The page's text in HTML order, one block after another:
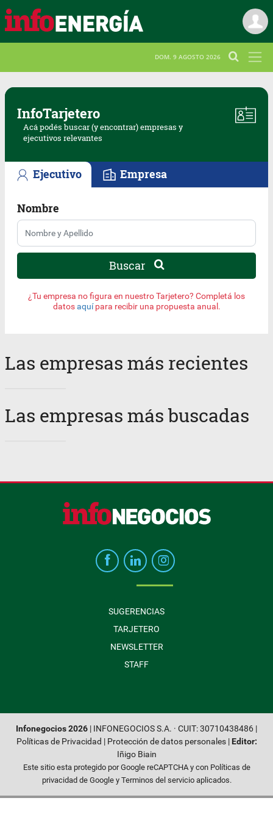
DOM. 9 AGOSTO 2026
InfoTarjetero
Acá podés buscar (y encontrar) empresas y
ejecutivos relevantes
Ejecutivo Empresa
Nombre
Buscar
¿Tu empresa no figura en nuestro Tarjetero? Completá los
datosaquípara recibir una propuesta anual.
Las empresas más recientes
Las empresas más buscadas
SUGERENCIAS
TARJETERO
NEWSLETTER
STAFF
Infonegocios 2026 | INFONEGOCIOS S.A. · CUIT: 30710438486 |
Políticas de Privacidad | Protección de datos personales| Editor:
Iñigo Biain
Este sitio esta protegido por Google reCAPTCHA y con Políticas de
privacidad de Googley Terminos del servicioaplicados.